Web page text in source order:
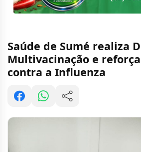
Saúde de Sumé realiza
Multivacinação e
contra a Influenza